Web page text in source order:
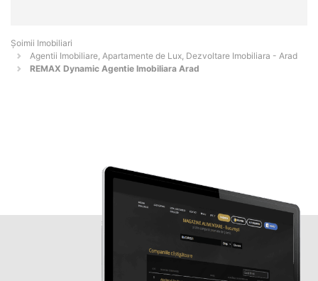
Șoimii Imobiliari
Agentii Imobiliare, Apartamente de Lux, Dezvoltare Imobiliara - Arad
REMAX Dynamic Agentie Imobiliara Arad